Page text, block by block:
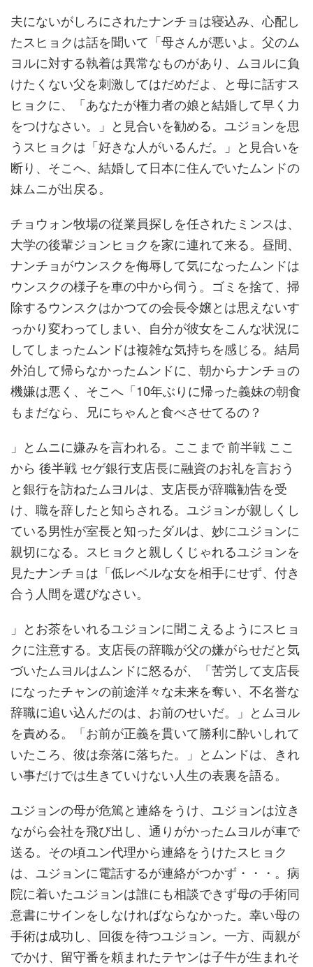
夫にないがしろにされたナンチョは寝込み、心配し
たスヒョクは話を聞いて「母さんが悪いよ。父のム
ヨルに対する執着は異常なものがあり、ムヨルに負
けたくない父を刺激してはだめだよ、と母に話すス
ヒョクに、「あなたが権力者の娘と結婚して早く力
をつけなさい。」と見合いを勧める。ユジョンを思
うスヒョクは「好きな人がいるんだ。」と見合いを
断り、そこへ、結婚して日本に住んでいたムンドの
妹ムニが出戻る。
チョウォン牧場の従業員探しを任されたミンスは、
大学の後輩ジョンヒョクを家に連れて来る。昼間、
ナンチョがウンスクを侮辱して気になったムンドは
ウンスクの様子を車の中から伺う。ゴミを捨て、掃
除するウンスクはかつての会長令嬢とは思えないす
っかり変わってしまい、自分が彼女をこんな状況に
してしまったムンドは複雑な気持ちを感じる。結局
外泊して帰らなかったムンドに、朝からナンチョの
機嫌は悪く、そこへ「10年ぶりに帰った義妹の朝食
もまだなら、兄にちゃんと食べさせてるの？
」とムニに嫌みを言われる。ここまで 前半戦 ここ
から 後半戦 セゲ銀行支店長に融資のお礼を言おう
と銀行を訪ねたムヨルは、支店長が辞職勧告を受
け、職を辞したと知らされる。ユジョンが親しくし
ている男性が室長と知ったダルは、妙にユジョンに
親切になる。スヒョクと親しくじゃれるユジョンを
見たナンチョは「低レベルな女を相手にせず、付き
合う人間を選びなさい。
」とお茶をいれるユジョンに聞こえるようにスヒョ
クに注意する。支店長の辞職が父の嫌がらせだと気
づいたムヨルはムンドに怒るが、「苦労して支店長
になったチャンの前途洋々な未来を奪い、不名誉な
辞職に追い込んだのは、お前のせいだ。」とムヨル
を責める。「お前が正義を貫いて勝利に酔いしれて
いたころ、彼は奈落に落ちた。」とムンドは、きれ
い事だけでは生きていけない人生の表裏を語る。
ユジョンの母が危篤と連絡をうけ、ユジョンは泣き
ながら会社を飛び出し、通りがかったムヨルが車で
送る。その頃ユン代理から連絡をうけたスヒョク
は、ユジョンに電話するが連絡がつかず・・・。病
院に着いたユジョンは誰にも相談できず母の手術同
意書にサインをしなければならなかった。幸い母の
手術は成功し、回復を待つユジョン。一方、両親が
でかけ、留守番を頼まれたテヤンは子牛が生まれそ